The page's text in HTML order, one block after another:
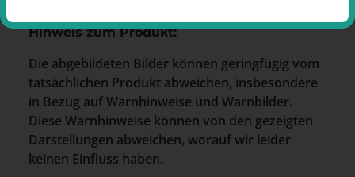
Hinweis zum Produkt:
Die abgebildeten Bilder können geringfügig vom
tatsächlichen Produkt abweichen, insbesondere
in Bezug auf Warnhinweise und Warnbilder.
Diese Warnhinweise können von den gezeigten
Darstellungen abweichen, worauf wir leider
keinen Einfluss haben.